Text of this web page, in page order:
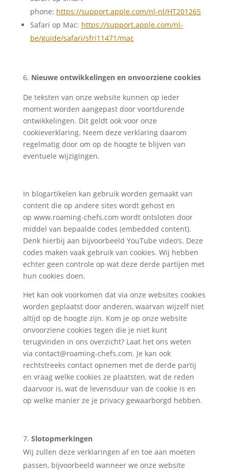
phone: https://support.apple.com/nl-nl/HT201265
Safari op Mac: https://support.apple.com/nl-
be/guide/safari/sfri11471/mac
Nieuwe ontwikkelingen en onvoorziene cookies
De teksten van onze website kunnen op ieder
moment worden aangepast door voortdurende
ontwikkelingen. Dit geldt ook voor onze
cookieverklaring. Neem deze verklaring daarom
regelmatig door om op de hoogte te blijven van
eventuele wijzigingen.
In blogartikelen kan gebruik worden gemaakt van
content die op andere sites wordt gehost en
op www.roaming-chefs.com wordt ontsloten door
middel van bepaalde codes (embedded content).
Denk hierbij aan bijvoorbeeld YouTube video’s. Deze
codes maken vaak gebruik van cookies. Wij hebben
echter geen controle op wat deze derde partijen met
hun cookies doen.
Het kan ook voorkomen dat via onze websites cookies
worden geplaatst door anderen, waarvan wijzelf niet
altijd op de hoogte zijn. Kom je op onze website
onvoorziene cookies tegen die je niet kunt
terugvinden in ons overzicht? Laat het ons weten
via contact@roaming-chefs.com. Je kan ook
rechtstreeks contact opnemen met de derde partij
en vraag welke cookies ze plaatsten, wat de reden
daarvoor is, wat de levensduur van de cookie is en
op welke manier ze je privacy gewaarborgd hebben.
Slotopmerkingen
Wij zullen deze verklaringen af en toe aan moeten
passen, bijvoorbeeld wanneer we onze website